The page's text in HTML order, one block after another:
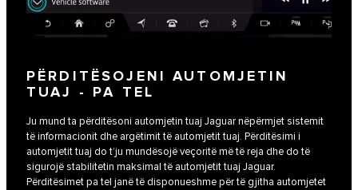
PËRDITËSOJENI AUTOMJETIN
TUAJ - PA TEL
Ju mund ta përditësoni automjetin tuaj Jaguar nëpërmjet sistemit
të informacionit dhe argëtimit të automjetit tuaj. Përditësimi i
automjetit tuaj do t’ju mundësojë veçoritë më të reja dhe do të
sigurojë stabilitetin maksimal të automjetit tuaj Jaguar.
Përditësimet pa tel janë të disponueshme për të gjitha automjetet